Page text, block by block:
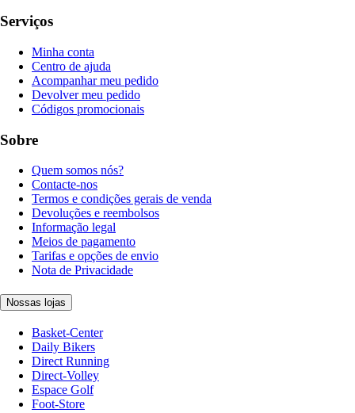
Serviços
Minha conta
Centro de ajuda
Acompanhar meu pedido
Devolver meu pedido
Códigos promocionais
Sobre
Quem somos nós?
Contacte-nos
Termos e condições gerais de venda
Devoluções e reembolsos
Informação legal
Meios de pagamento
Tarifas e opções de envio
Nota de Privacidade
Nossas lojas
Basket-Center
Daily Bikers
Direct Running
Direct-Volley
Espace Golf
Foot-Store